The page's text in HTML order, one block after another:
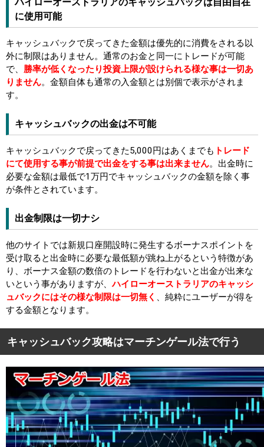
に使用可能
キャッシュバックで戻ってきた金額は優先的に消費をされる以
外に制限はありません。通常のお金と同一にトレードが可能
で、 勝率が低くなったり投資上限が設けられる様な事は一切あ
りません。金額自体も通常の入金額とは別個で表示がされま
す。
キャッシュバックの出金は不可能
キャッシュバックで戻ってきた5,000円はあくまでも トレード
にて使用する事が前提で出金をする事は出来ません。出金時に
必要な金額は最低で1万円でキャッシュバックの金額を除く事
が条件とされています。
出金制限は一切ナシ
他のサイトでは新規口座開設時に発生するボーナスポイントを
受け取ると出金時に必要な最低額が跳ね上がるという特徴があ
り、ボーナス金額の数倍のトレードを行わないと出金が出来な
いという事がありますが、ハイローオーストラリアのキャッシ
ュバックにはその様な制限は一切無く
、純粋にユーザーが得を
する金額となります。
キャッシュバック攻略はマーチンゲール法で行う